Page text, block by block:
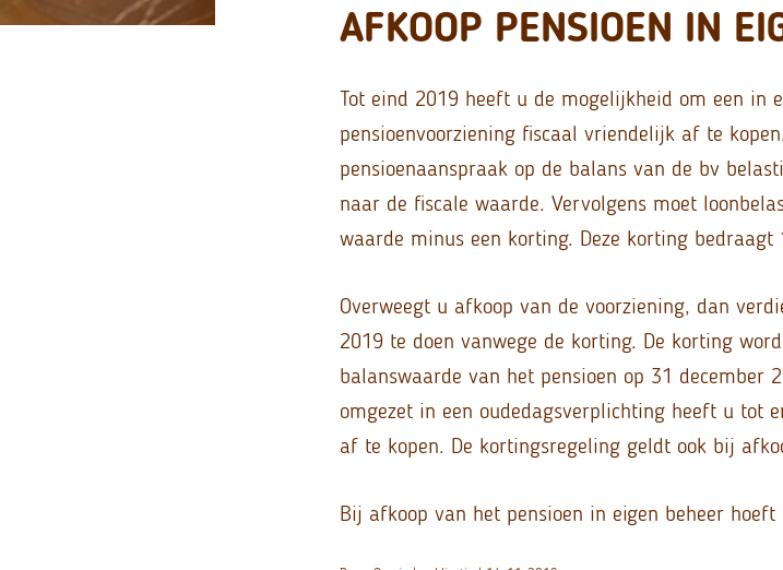
AFKOOP PENSIOEN IN
Tot eind 2019 heeft u de mogelijkheid om een in
pensioenvoorziening fiscaal vriendelijk af te
pensioenaanspraak op de balans van de bv
naar de fiscale waarde. Vervolgens moet
waarde minus een korting. Deze korting bedraagt
Overweegt u afkoop van de voorziening, dan
2019 te doen vanwege de korting. De korting
balanswaarde van het pensioen op 31 december
omgezet in een oudedagsverplichting heeft u tot
af te kopen. De kortingsregeling geldt ook bij
Bij afkoop van het pensioen in eigen beheer